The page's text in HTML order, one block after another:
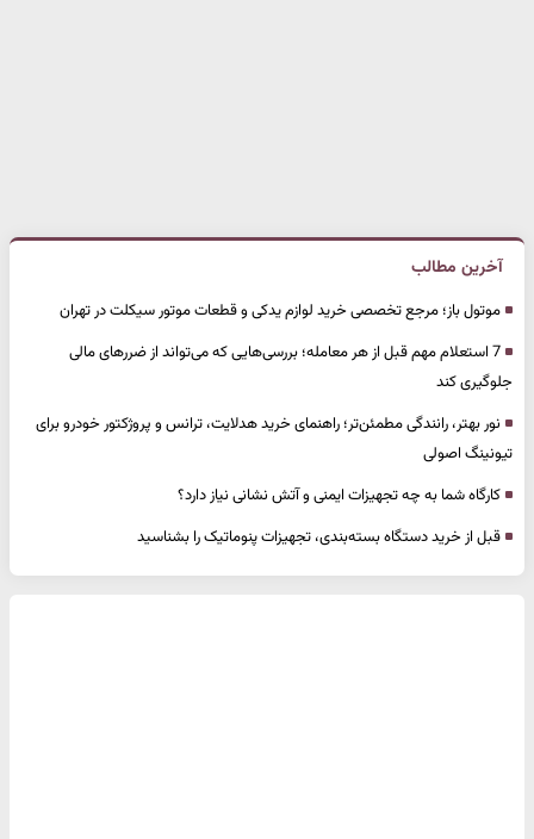
آخرین مطالب
موتول باز؛ مرجع تخصصی خرید لوازم یدکی و قطعات موتور سیکلت در تهران
7 استعلام مهم قبل از هر معامله؛ بررسی‌هایی که می‌تواند از ضررهای مالی
جلوگیری کند
نور بهتر، رانندگی مطمئن‌تر؛ راهنمای خرید هدلایت، ترانس و پروژکتور خودرو برای
تیونینگ اصولی
کارگاه شما به چه تجهیزات ایمنی و آتش نشانی نیاز دارد؟
قبل از خرید دستگاه بسته‌بندی، تجهیزات پنوماتیک را بشناسید